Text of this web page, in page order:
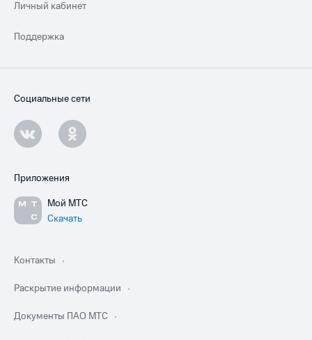
Личный кабинет
Поддержка
Социальные сети
Приложения
Мой МТС
Скачать
Контакты
Раскрытие информации
Документы ПАО МТС